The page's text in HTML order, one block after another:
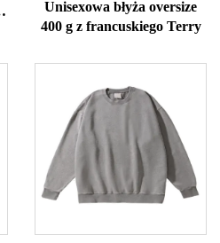
Unisexowa błyża oversize
400 g z francuskiego Terry